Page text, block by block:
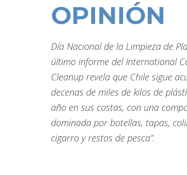
OPINIÓN
Día Nacional de la Limpieza de
último informe del International
Cleanup revela que Chile sigue
decenas de miles de kilos de
año en sus costas, con una
dominada por botellas, tapas,
cigarro y restos de pesca”.